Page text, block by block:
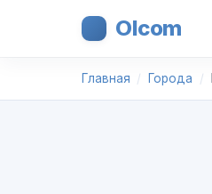
Olcom
Главная Города